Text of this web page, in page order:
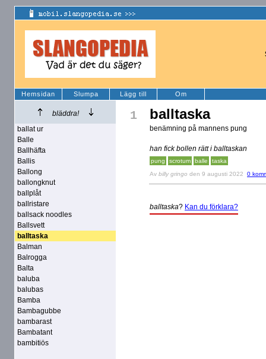
Hemsidan Slumpa Lägg till Om
bläddra!
ballat ur
Balle
Ballhäfta
Ballis
Ballong
ballongknut
ballplåt
ballristare
ballsack noodles
Ballsvett
balltaska
Balman
Balrogga
Balta
baluba
balubas
Bamba
Bambagubbe
bambarast
Bambatant
bambitiös
1 balltaska
benämning på mannens pung
han fick bollen rätt i balltaskan
pung scrotum balle taska
Av billy gringo den 9 augusti 2022 0
balltaska? Kan du förklara?